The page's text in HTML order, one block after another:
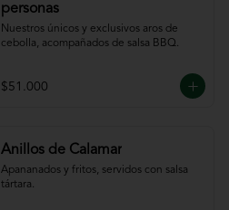
personas
Nuestros únicos y exclusivos aros de
cebolla, acompañados de salsa BBQ.
$51.000
Anillos de Calamar
Apananados y fritos, servidos con salsa
tártara.